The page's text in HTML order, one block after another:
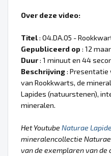
Over deze video:
Titel: 04.DA.05 -
Gepubliceerd op : 12
Duur: 1 minuut en 44
Beschrijving: Presentatie
van Rookkwarts, de
Lapides (natuurstenen),
mineralen.
Het Youtube Naturae
mineralencollectie
van de exemplaren van de